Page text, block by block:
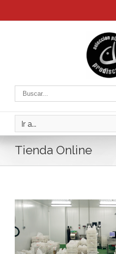
Ir a...
Tienda Online